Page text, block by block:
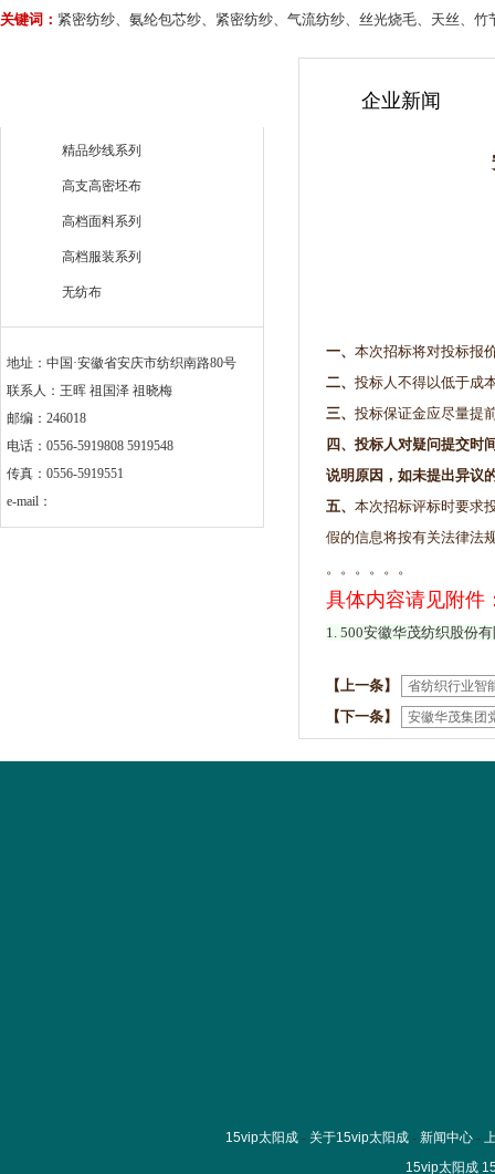
关键词： 紧密纺纱、氨纶包芯纱、紧密纺纱、气流纺纱、丝光烧毛、天丝、
精品纱线系列
高支高密坯布
高档面料系列
高档服装系列
无纺布
地址：中国·安徽省安庆市纺织南路80号
联系人：王晖 祖国泽 祖晓梅
邮编：246018
电话：0556-5919808 5919548
传真：0556-5919551
e-mail：
企业新闻
一、 本次招标将对投标报
二、 投标人不得以低于成
三、 投标保证金应尽量提
四、投标人对疑问提交时
说明原因，如未提出异议
五、 本次招标评标时要求
假的信息将按有关法律法
。。。。。。
具体内容请见附件
1. 500安徽华茂纺织股份
【上一条】 省纺织行业智
【下一条】 安徽华茂集团
15vip太阳成 - 关于15vip太阳成 - 新闻中心 -
15vip太阳成